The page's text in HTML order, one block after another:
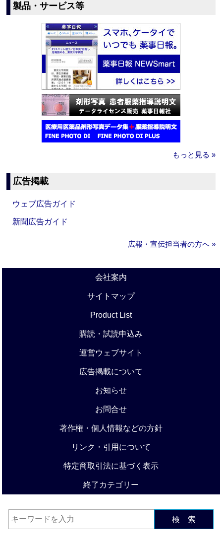
製品・サービス等
もっと見る »
広告掲載
ウェブ広告ガイド
新聞広告ガイド
広報・宣伝担当者の方へ »
会社案内
サイトマップ
Product List
購読・試読申込み
運営ウェブサイト
広告掲載について
お知らせ
お問合せ
著作権・個人情報などの方針
リンク・引用について
特定商取引法に基づく表示
終了カテゴリー
検 索